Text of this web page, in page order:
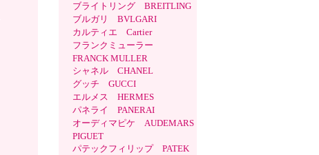
ブライトリング BREITLING
ブルガリ BVLGARI
カルティエ Cartier
フランクミューラー
FRANCK MULLER
シャネル CHANEL
グッチ GUCCI
エルメス HERMES
パネライ PANERAI
オーディマピケ AUDEMARS
PIGUET
パテックフィリップ PATEK